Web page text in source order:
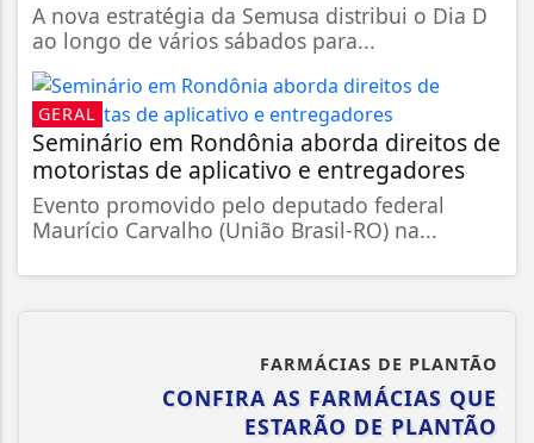
A nova estratégia da Semusa distribui o Dia D
ao longo de vários sábados para...
GERAL
Seminário em Rondônia aborda direitos de
motoristas de aplicativo e entregadores
Evento promovido pelo deputado federal
Maurício Carvalho (União Brasil-RO) na...
FARMÁCIAS DE PLANTÃO
CONFIRA AS FARMÁCIAS QUE
ESTARÃO DE PLANTÃO